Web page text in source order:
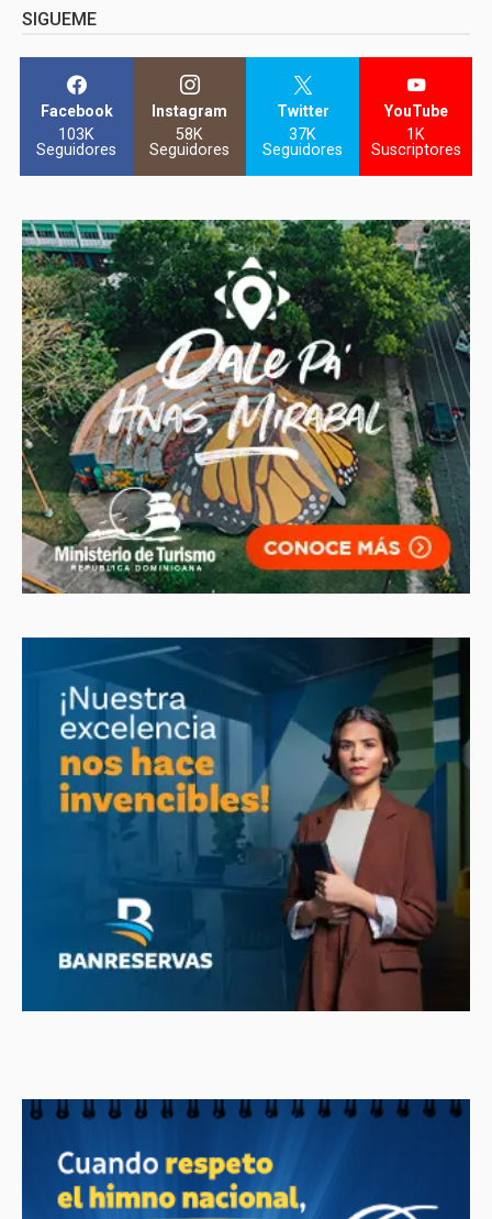
SIGUEME
Facebook
103K
Seguidores
Instagram
58K
Seguidores
Twitter
37K
Seguidores
YouTube
1K
Suscriptores